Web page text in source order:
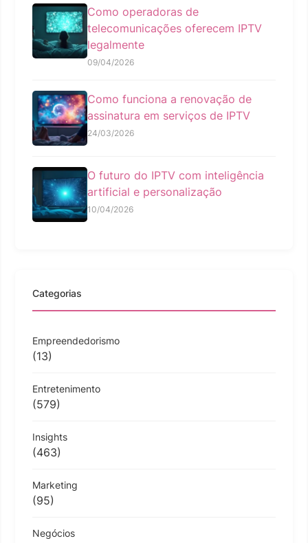
Como operadoras de
telecomunicações oferecem IPTV
legalmente
09/04/2026
Como funciona a renovação de
assinatura em serviços de IPTV
24/03/2026
O futuro do IPTV com inteligência
artificial e personalização
10/04/2026
Categorias
Empreendedorismo
(13)
Entretenimento
(579)
Insights
(463)
Marketing
(95)
Negócios